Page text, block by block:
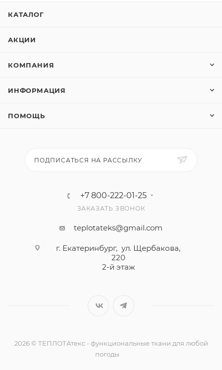
КАТАЛОГ
АКЦИИ
КОМПАНИЯ
ИНФОРМАЦИЯ
ПОМОЩЬ
ПОДПИСАТЬСЯ НА РАССЫЛКУ
+7 800-222-01-25
ЗАКАЗАТЬ ЗВОНОК
teplotateks@gmail.com
г. Екатеринбург, ул. Щербакова,
220
2-й этаж
2026 © ТЕПЛОТАтекс - функциональные ткани для любой
погоды